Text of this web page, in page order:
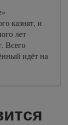
казнят, и
лет
Всего
идёт на